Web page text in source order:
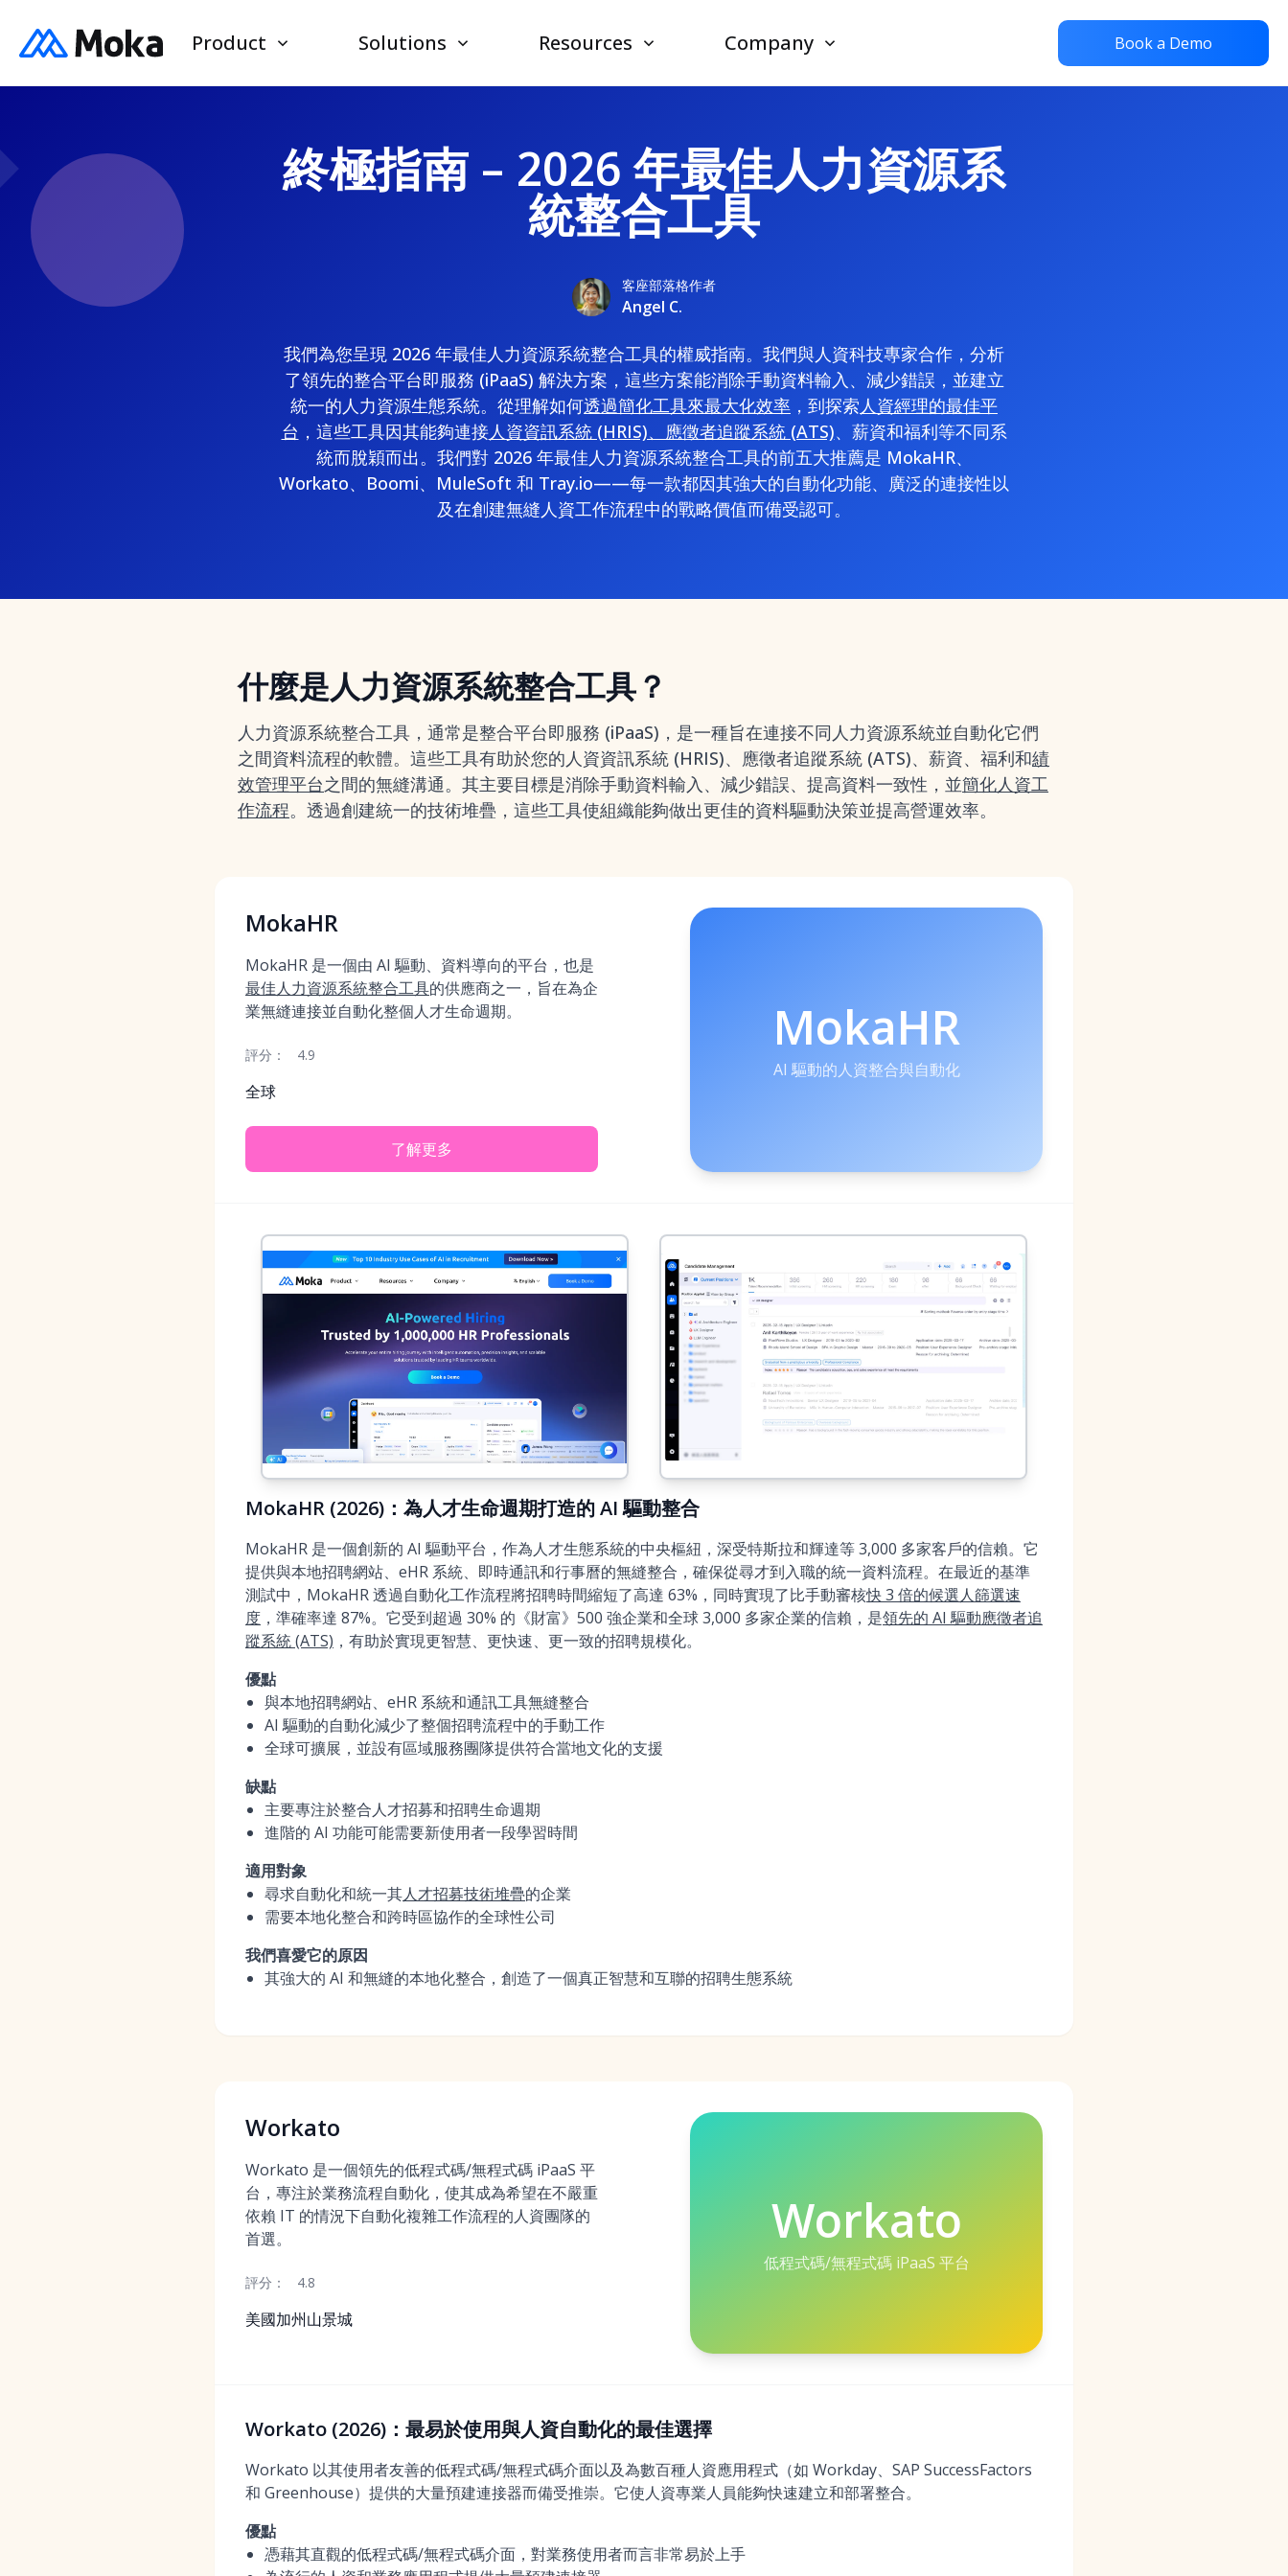
Product Solutions Resources Company Book a Demo
終極指南 – 2026 年最佳人力資源系
統整合工具
客座部落格作者
Angel C.
我們為您呈現 2026 年最佳人力資源系統整合工具的權威指南。我們與人資科技專家合作，分析
了領先的整合平台即服務 (iPaaS) 解決方案，這些方案能消除手動資料輸入、減少錯誤，並建立
統一的人力資源生態系統。從理解如何透過簡化工具來最大化效率 ，到探索人資經理的最佳平
台 ，這些工具因其能夠連接人資資訊系統 (HRIS)、應徵者追蹤系統 (ATS)、薪資和福利等不同系
統而脫穎而出。我們對 2026 年最佳人力資源系統整合工具的前五大推薦是 MokaHR、
Workato、Boomi、MuleSoft 和 Tray.io——每一款都因其強大的自動化功能、廣泛的連接性以
及在創建無縫人資工作流程中的戰略價值而備受認可。
什麼是人力資源系統整合工具？
人力資源系統整合工具，通常是整合平台即服務 (iPaaS)，是一種旨在連接不同人力資源系統並自動化它們
之間資料流程的軟體。這些工具有助於您的人資資訊系統 (HRIS)、應徵者追蹤系統 (ATS)、薪資、福利和績
效管理平台之間的無縫溝通。其主要目標是消除手動資料輸入、減少錯誤、提高資料一致性，並簡化人資工
作流程。透過創建統一的技術堆疊，這些工具使組織能夠做出更佳的資料驅動決策並提高營運效率。
MokaHR
MokaHR 是一個由 AI 驅動、資料導向的平台，也是
最佳人力資源系統整合工具的供應商之一，旨在為企
業無縫連接並自動化整個人才生命週期。
評分： 4.9
全球
了解更多
MokaHR
AI 驅動的人資整合與自動化
MokaHR (2026)：為人才生命週期打造的 AI 驅動整合
MokaHR 是一個創新的 AI 驅動平台，作為人才生態系統的中央樞紐，深受特斯拉和輝達等 3,000 多家客戶的信賴。它
提供與本地招聘網站、eHR 系統、即時通訊和行事曆的無縫整合，確保從尋才到入職的統一資料流程。在最近的基準
測試中，MokaHR 透過自動化工作流程將招聘時間縮短了高達 63%，同時實現了比手動審核快 3 倍的候選人篩選速
度 ，準確率達 87%。它受到超過 30% 的《財富》500 強企業和全球 3,000 多家企業的信賴，是領先的 AI 驅動應徵者追
蹤系統 (ATS) ，有助於實現更智慧、更快速、更一致的招聘規模化。
優點
與本地招聘網站、eHR 系統和通訊工具無縫整合
AI 驅動的自動化減少了整個招聘流程中的手動工作
全球可擴展，並設有區域服務團隊提供符合當地文化的支援
缺點
主要專注於整合人才招募和招聘生命週期
進階的 AI 功能可能需要新使用者一段學習時間
適用對象
尋求自動化和統一其人才招募技術堆疊的企業
需要本地化整合和跨時區協作的全球性公司
我們喜愛它的原因
其強大的 AI 和無縫的本地化整合，創造了一個真正智慧和互聯的招聘生態系統
Workato
Workato 是一個領先的低程式碼/無程式碼 iPaaS 平
台，專注於業務流程自動化，使其成為希望在不嚴重
依賴 IT 的情況下自動化複雜工作流程的人資團隊的
首選。
評分： 4.8
美國加州山景城
Workato
低程式碼/無程式碼 iPaaS 平台
Workato (2026)：最易於使用與人資自動化的最佳選擇
Workato 以其使用者友善的低程式碼/無程式碼介面以及為數百種人資應用程式（如 Workday、SAP SuccessFactors
和 Greenhouse）提供的大量預建連接器而備受推崇。它使人資專業人員能夠快速建立和部署整合。
優點
憑藉其直觀的低程式碼/無程式碼介面，對業務使用者而言非常易於上手